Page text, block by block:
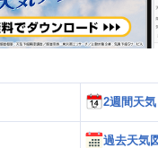
2週間天気
過去天気